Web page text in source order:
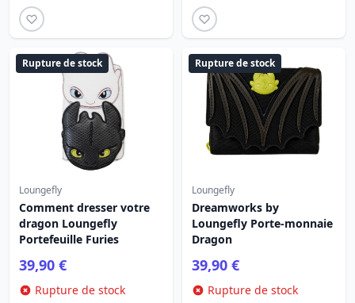
Rupture de stock
Loungefly
Comment dresser votre
dragon Loungefly
Portefeuille Furies
39,90 €
Rupture de stock
Rupture de stock
Loungefly
Dreamworks by
Loungefly Porte-monnaie
Dragon
39,90 €
Rupture de stock